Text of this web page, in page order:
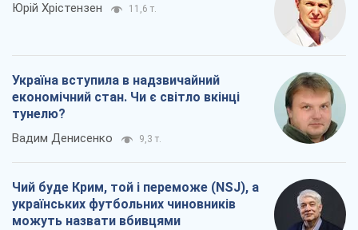
Юрій Хрістензен 11,6 т.
Україна вступила в надзвичайний
економічний стан. Чи є світло вкінці
тунелю?
Вадим Денисенко 9,3 т.
Чий буде Крим, той і переможе (NSJ), а
українських футбольних чиновників
можуть назвати вбивцями